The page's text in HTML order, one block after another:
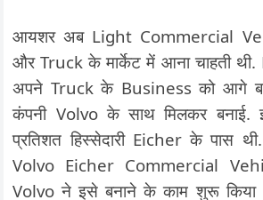
आयशर अब Light Commercial
और Truck के मार्केट में आना चाहती
अपने Truck के Business को आगे
कंपनी Volvo के साथ मिलकर
प्रतिशत हिस्सेदारी Eicher के पास
Volvo Eicher Commercial
Volvo ने इसे बनाने के काम शुरू